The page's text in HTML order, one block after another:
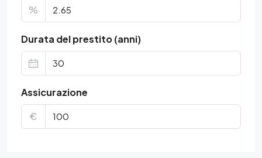
%
Durata del prestito (anni)
Assicurazione
€